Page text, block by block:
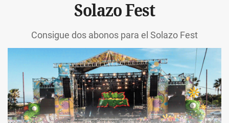
Solazo Fest
Consigue dos abonos para el Solazo Fest